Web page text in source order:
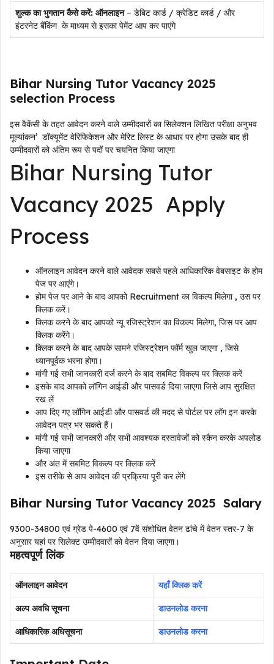
शुल्क का भुगतान कैसे करें: ऑनलाइन – डेबिट कार्ड / क्रेडिट कार्ड / और
इंटरनेट बैंकिंग के माध्यम से इसका पेमेंट आप कर पाएंगे
Bihar Nursing Tutor Vacancy 2025
selection Process
इस वैकेंसी के तहत आवेदन करने वाले उम्मीदवारों का सिलेक्शन लिखित परीक्षा अनुभव
मूल्यांकन’ डॉक्यूमेंट वेरिफिकेशन और मेरिट लिस्ट के आधार पर होगा उसके बाद ही
उम्मीदवारों को अंतिम रूप से पदों पर चयनित किया जाएगा
Bihar Nursing Tutor
Vacancy 2025 Apply
Process
ऑनलाइन आवेदन करने वाले आवेदक सबसे पहले आधिकारिक वेबसाइट के होम
पेज पर आएंगे।
होम पेज पर आने के बाद आपको Recruitment का विकल्प मिलेगा , उस पर
क्लिक करें।
क्लिक करने के बाद आपको न्यू रजिस्ट्रेशन का विकल्प मिलेगा, जिस पर आप
क्लिक करेंगे।
क्लिक करने के बाद आपके सामने रजिस्ट्रेशन फॉर्म खुल जाएगा , जिसे
ध्यानपूर्वक भरना होगा।
मांगी गई सभी जानकारी दर्ज करने के बाद सबमिट विकल्प पर क्लिक करें
इसके बाद आपको लॉगिन आईडी और पासवर्ड दिया जाएगा जिसे आप सुरक्षित
रख लें
आप दिए गए लॉगिन आईडी और पासवर्ड की मदद से पोर्टल पर लॉग इन करके
आवेदन पत्र भर सकते हैं।
मांगी गई सभी जानकारी और सभी आवश्यक दस्तावेजों को स्कैन करके अपलोड
किया जाएगा
और अंत में सबमिट विकल्प पर क्लिक करें
इस तरीके से आप आवेदन की प्रक्रिया पूरी कर लेंगे
Bihar Nursing Tutor Vacancy 2025 Salary
9300-34800 एवं ग्रेड पे-4600 एवं 7वें संशोधित वेतन ढांचे में वेतन स्तर-7 के
अनुसार यहां पर सिलेक्ट उम्मीदवारों को वेतन दिया जाएगा।
महत्वपूर्ण लिंक
ऑनलाइन आवेदन यहाँ क्लिक करें
अल्प अवधि सूचना डाउनलोड करना
आधिकारिक अधिसूचना डाउनलोड करना